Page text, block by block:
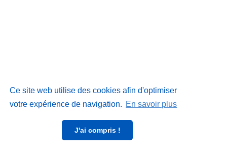
Ce site web utilise des cookies afin d'optimiser
votre expérience de navigation. En savoir plus
J'ai compris !